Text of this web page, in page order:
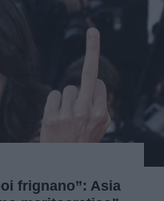
frignano”: Asia